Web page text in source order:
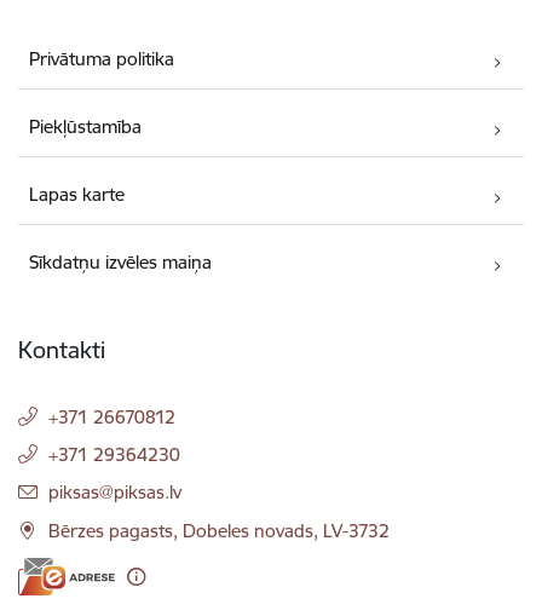
Privātuma politika
Piekļūstamība
Lapas karte
Sīkdatņu izvēles maiņa
Kontakti
+371 26670812
+371 29364230
E-pasts:
piksas@piksas.lv
Bērzes pagasts, Dobeles novads, LV-3732